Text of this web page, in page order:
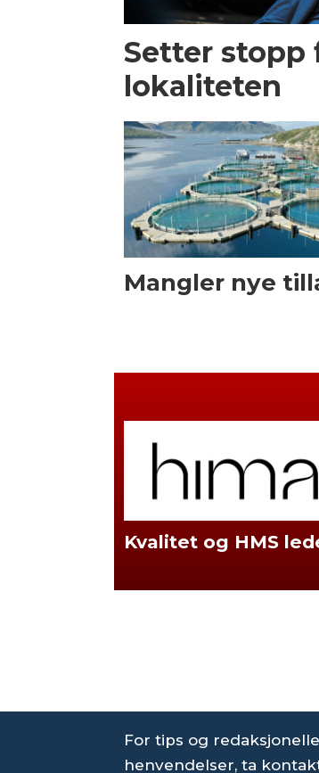
Setter stopp
lokaliteten
Mangler nye
Kvalitet og HMS
For tips og redaksjonelle
henvendelser, ta